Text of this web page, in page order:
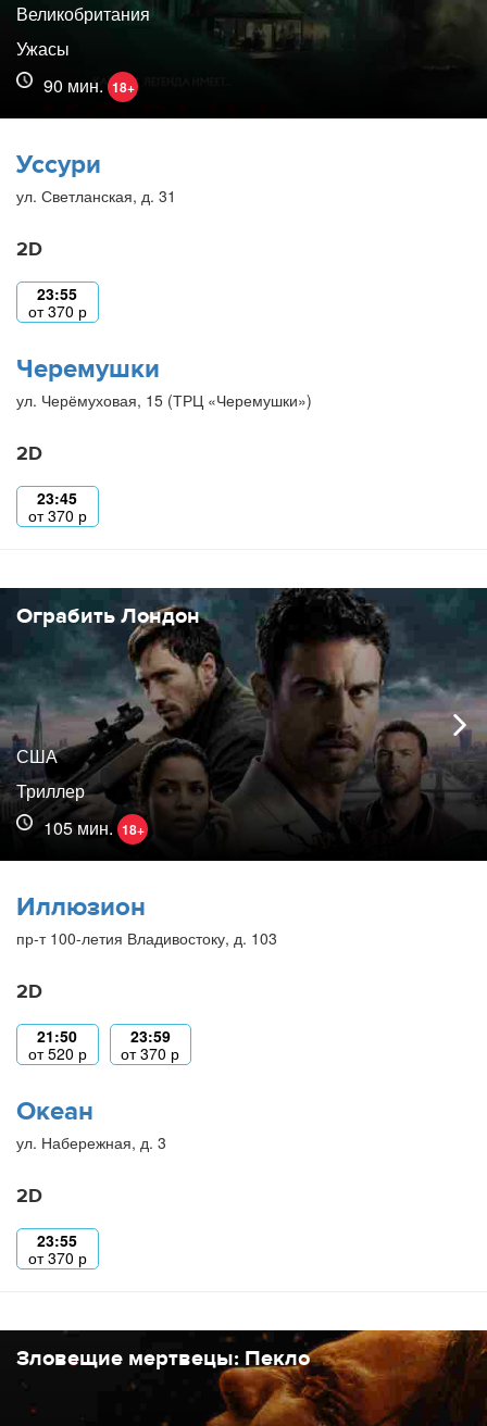
Великобритания
Ужасы
90 мин. 18+
Уссури
ул. Светланская, д. 31
2D
23:55
от370 р
Черемушки
ул. Черёмуховая, 15 (ТРЦ «Черемушки»)
2D
23:45
от370 р
Ограбить Лондон
США
Триллер
105 мин. 18+
Иллюзион
пр-т 100-летия Владивостоку, д. 103
2D
21:50
от520 р
23:59
от370 р
Океан
ул. Набережная, д. 3
2D
23:55
от370 р
Зловещие мертвецы: Пекло